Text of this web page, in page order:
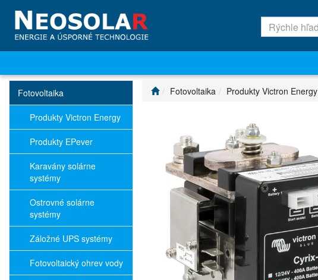
Fotovoltaika
Produkty Victron Energy
Produkty EPever
Karavány solárne
systémy
Ostrovné solárne
systémy
Záložné UPS systémy
Fotovoltaický ohrev vody
Fotovoltaika Produkty Victron Energy